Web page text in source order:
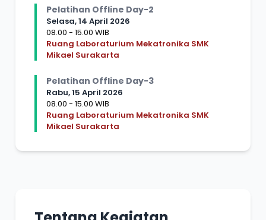
Pelatihan Offline Day-2
Selasa, 14 April 2026
08.00 - 15.00 WIB
Ruang Laboraturium Mekatronika SMK
Mikael Surakarta
Pelatihan Offline Day-3
Rabu, 15 April 2026
08.00 - 15.00 WIB
Ruang Laboraturium Mekatronika SMK
Mikael Surakarta